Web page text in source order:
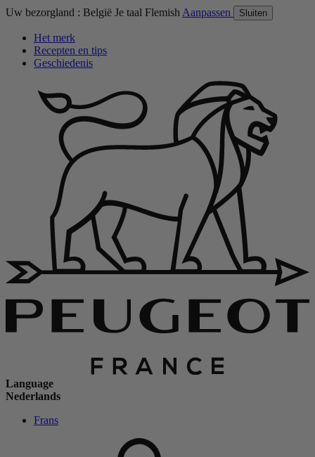
Uw bezorgland : België Je taal Flemish Aanpassen Sluiten
Het merk
Recepten en tips
Geschiedenis
Language
Nederlands
Frans